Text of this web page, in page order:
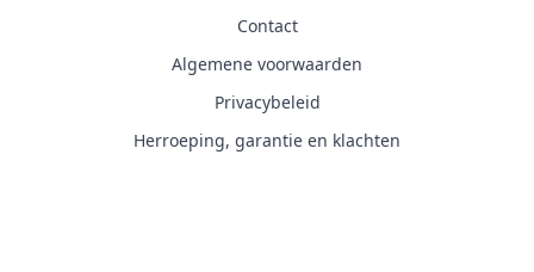
Contact
Algemene voorwaarden
Privacybeleid
Herroeping, garantie en klachten